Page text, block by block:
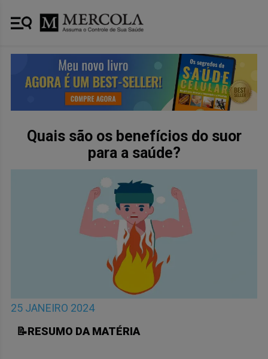
Quais são os benefícios do suor
para a saúde?
25 JANEIRO 2024
📝RESUMO DA MATÉRIA